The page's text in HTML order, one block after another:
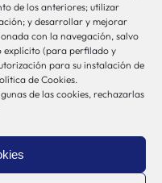
de los anteriores; utilizar
y desarrollar y mejorar
con la navegación, salvo
explícito (para perfilado y
para su instalación de
de Cookies.
de las cookies, rechazarlas